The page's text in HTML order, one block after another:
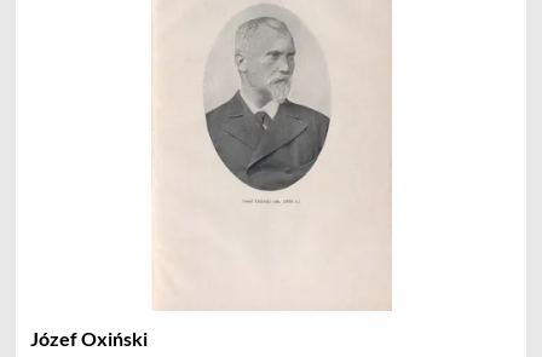
Józef Oxiński